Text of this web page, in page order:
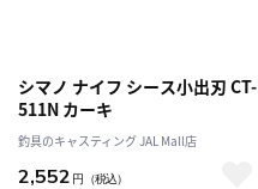
シマノ ナイフ シース小出刃 CT-
511N カーキ
釣具のキャスティング JAL Mall店
2,552 円 （税込）